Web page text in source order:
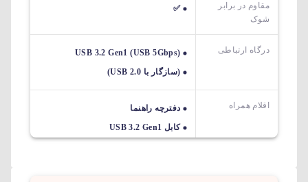
مقاوم در برابر
شوک
✅
درگاه ارتباطی
USB 3.2 Gen1 (USB 5Gbps)
(سازگار با USB 2.0)
اقلام همراه
دفترچه راهنما
کابل USB 3.2 Gen1